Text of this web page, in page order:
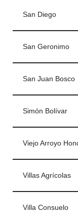
San Diego
San Geronimo
San Juan Bosco
Simón Bolívar
Viejo Arroyo
Villas Agrícolas
Villa Consuelo